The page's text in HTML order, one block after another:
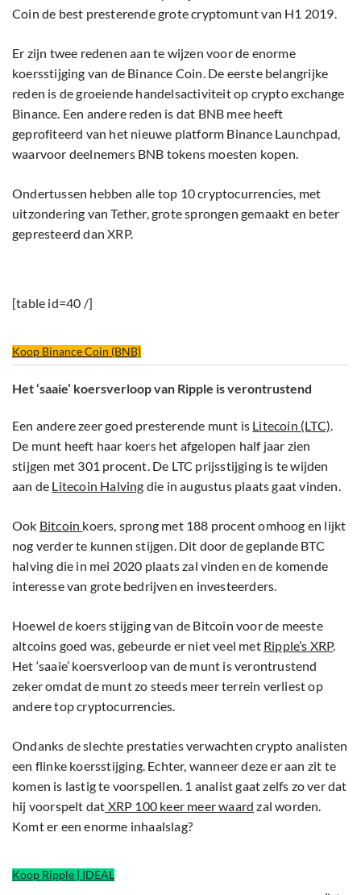
Coin de best presterende grote cryptomunt van H1 2019.
Er zijn twee redenen aan te wijzen voor de enorme
koersstijging van de Binance Coin. De eerste belangrijke
reden is de groeiende handelsactiviteit op crypto exchange
Binance. Een andere reden is dat BNB mee heeft
geprofiteerd van het nieuwe platform Binance Launchpad,
waarvoor deelnemers BNB tokens moesten kopen.
Ondertussen hebben alle top 10 cryptocurrencies, met
uitzondering van Tether, grote sprongen gemaakt en beter
gepresteerd dan XRP.
[table id=40 /]
Koop Binance Coin (BNB)
Het ‘saaie’ koersverloop van Ripple is verontrustend
Een andere zeer goed presterende munt is Litecoin (LTC).
De munt heeft haar koers het afgelopen half jaar zien
stijgen met 301 procent. De LTC prijsstijging is te wijden
aan de Litecoin Halving die in augustus plaats gaat vinden.
Ook Bitcoin koers, sprong met 188 procent omhoog en lijkt
nog verder te kunnen stijgen. Dit door de geplande BTC
halving die in mei 2020 plaats zal vinden en de komende
interesse van grote bedrijven en investeerders.
Hoewel de koers stijging van de Bitcoin voor de meeste
altcoins goed was, gebeurde er niet veel met Ripple’s XRP.
Het ‘saaie’ koersverloop van de munt is verontrustend
zeker omdat de munt zo steeds meer terrein verliest op
andere top cryptocurrencies.
Ondanks de slechte prestaties verwachten crypto analisten
een flinke koersstijging. Echter, wanneer deze er aan zit te
komen is lastig te voorspellen. 1 analist gaat zelfs zo ver dat
hij voorspelt dat XRP 100 keer meer waard zal worden.
Komt er een enorme inhaalslag?
Koop Ripple | IDEAL